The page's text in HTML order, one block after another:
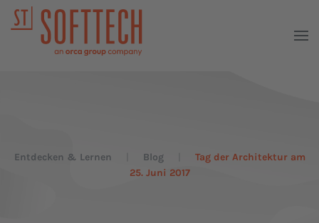
Entdecken & Lernen Blog
Tag der Architektur am
25. Juni 2017